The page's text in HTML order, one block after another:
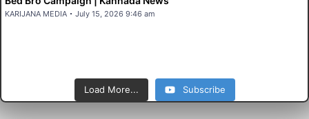
KARIJANA MEDIA July 15, 2026 9:46 am
Load More... Subscribe